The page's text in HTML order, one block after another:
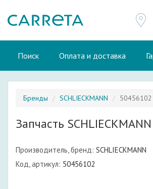
Поиск Оплата и доставка
Бренды SCHLIECKMANN 50456102
Запчасть
Производитель, бренд: SCHLIECKMANN
Код, артикул: 50456102